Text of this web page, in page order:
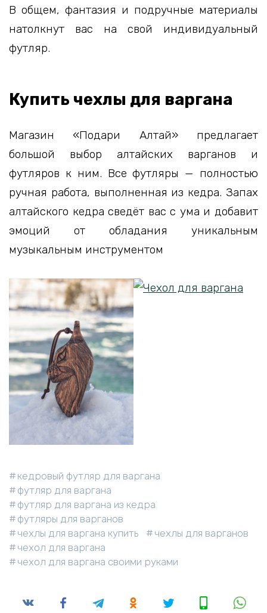
В общем, фантазия и подручные материалы
натолкнут вас на свой индивидуальный
футляр.
Купить чехлы для варгана
Магазин «Подари Алтай» предлагает
большой выбор алтайских варганов и
футляров к ним. Все футляры — полностью
ручная работа, выполненная из кедра. Запах
алтайского кедра сведёт вас с ума и добавит
эмоций от обладания уникальным
музыкальным инструментом
кедровый футляр для варгана
футляр для варгана
футляр для варгана из кедра
футляры для варганов
чехлы для варгана купить
чехлы для варганов
чехол для варгана
чехол для варгана своими руками